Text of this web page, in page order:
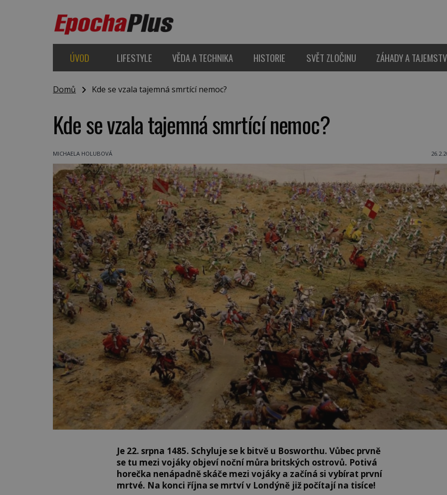
ÚVOD LIFESTYLE VĚDA A TECHNIKA HISTORIE SVĚT ZLOČINU ZÁHADY A
Domů Kde se vzala tajemná smrtící nemoc?
Kde se vzala tajemná smrtící nemoc?
MICHAELA HOLUBOVÁ
Je 22. srpna 1485. Schyluje se k bitvě u Bosworthu. Vůbec prvně
se tu mezi vojáky objeví noční můra britských ostrovů. Potivá
horečka nenápadně skáče mezi vojáky a začíná si vybírat první
mrtvé. Na konci října se mrtví v Londýně již počítají na tisíce!